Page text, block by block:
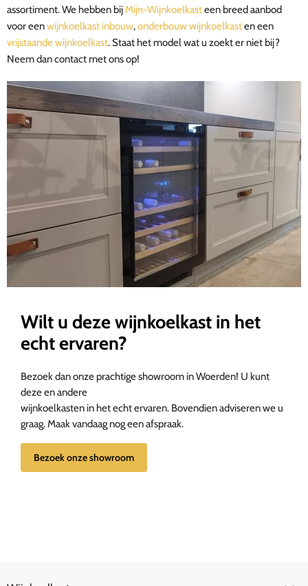
assortiment. We hebben bij Mijn-Wijnkoelkasteen breed aanbod
voor eenwijnkoelkast inbouw,onderbouw wijnkoelkasten een
vrijstaande wijnkoelkast. Staat het model wat u zoekt er niet bij?
Neem dan contact met ons op!
Wilt u deze wijnkoelkast in het
echt ervaren?
Bezoek dan onze prachtige showroom in Woerden! U kunt
deze en andere
wijnkoelkasten in het echt ervaren. Bovendien adviseren we u
graag. Maak vandaag nog een afspraak.
Bezoek onze showroom